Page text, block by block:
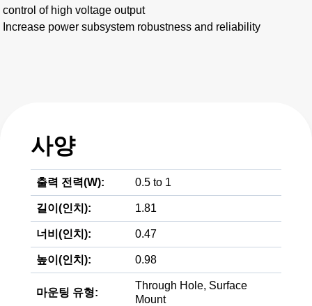
control of high voltage output
Increase power subsystem robustness and reliability
사양
출력 전력(W): 0.5 to 1
길이(인치): 1.81
너비(인치): 0.47
높이(인치): 0.98
마운팅 유형:
Through Hole, Surface
Mount